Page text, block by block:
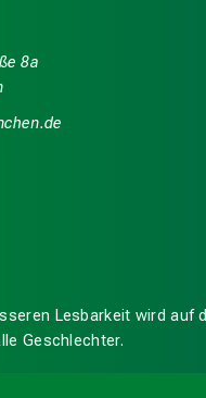
8a
Lesbarkeit wird
Geschlechter.